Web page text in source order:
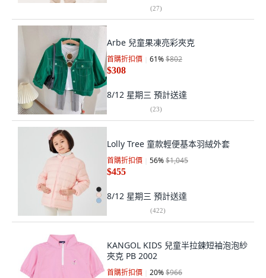
(27)
Arbe 兒童果凍亮彩夾克
首購折扣價 61%$802
$308
8/12 星期三 預計送達
(23)
Lolly Tree 童款輕便基本羽絨外套
首購折扣價 56%$1,045
$455
8/12 星期三 預計送達
(422)
KANGOL KIDS 兒童半拉鍊短袖泡泡紗
夾克 PB 2002
首購折扣價 20%$966